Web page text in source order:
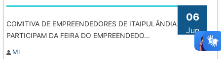
06
Jun
COMITIVA DE EMPREENDEDORES DE ITAIPULÂNDIA
PARTICIPAM DA FEIRA DO EMPREENDEDO...
MI